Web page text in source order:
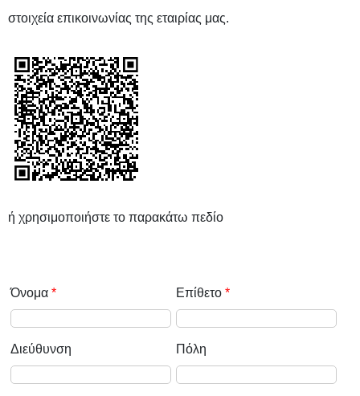
στοιχεία επικοινωνίας της εταιρίας μας.
ή χρησιμοποιήστε το παρακάτω πεδίο
Όνομα * Επίθετο *
Διεύθυνση Πόλη